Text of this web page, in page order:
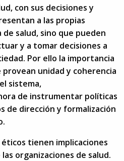
con sus decisiones y
a las propias
salud, sino que pueden
y a tomar decisiones a
Por ello la importancia
unidad y coherencia
sistema,
de instrumentar políticas
de dirección y formalización
tienen implicaciones
organizaciones de salud.